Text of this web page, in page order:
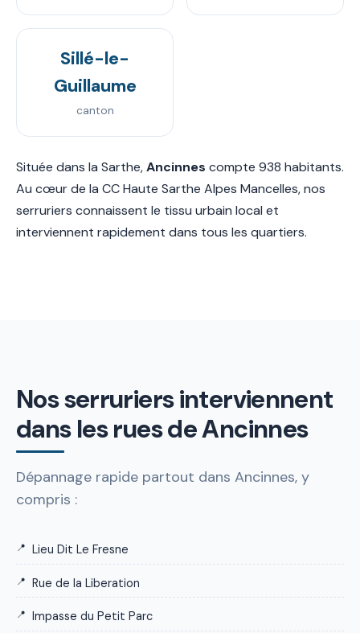
Sillé-le-
Guillaume
canton
Située dans la Sarthe,Ancinnes compte 938 habitants.
Au cœur de la CC Haute Sarthe Alpes Mancelles, nos
serruriers connaissent le tissu urbain local et
interviennent rapidement dans tous les quartiers.
Nos serruriers interviennent
dans les rues de Ancinnes
Dépannage rapide partout dans Ancinnes, y
compris :
Lieu Dit Le Fresne
Rue de la Liberation
Impasse du Petit Parc